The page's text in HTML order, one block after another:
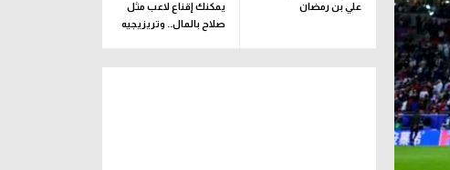
علي بن رمضان
يمكنك إقناع لاعب مثل
صلاح بالمال.. وتريزيجيه